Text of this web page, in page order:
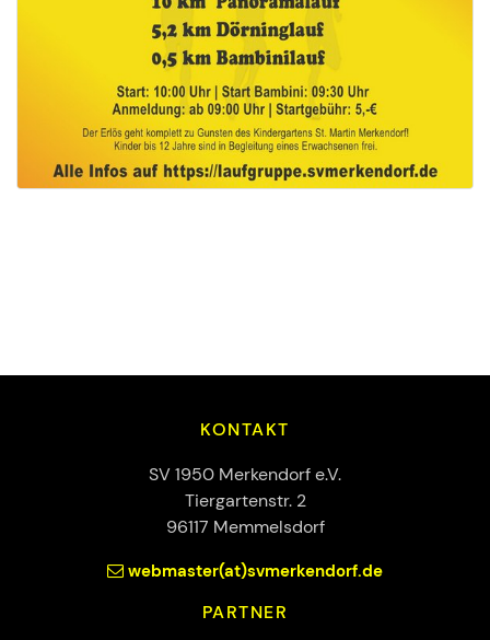
KONTAKT
SV 1950 Merkendorf e.V.
Tiergartenstr. 2
96117 Memmelsdorf
webmaster(at)svmerkendorf.de
PARTNER